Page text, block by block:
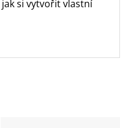
jak si vytvořit vlastní